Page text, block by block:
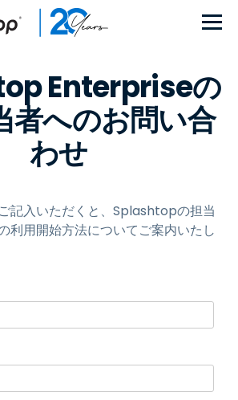
Enterpriseの
者へのお問い合
わせ
記入いただくと、Splashtopの担当
用開始方法についてご案内いたし